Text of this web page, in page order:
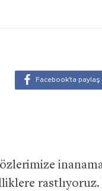
rastlıyoruz.